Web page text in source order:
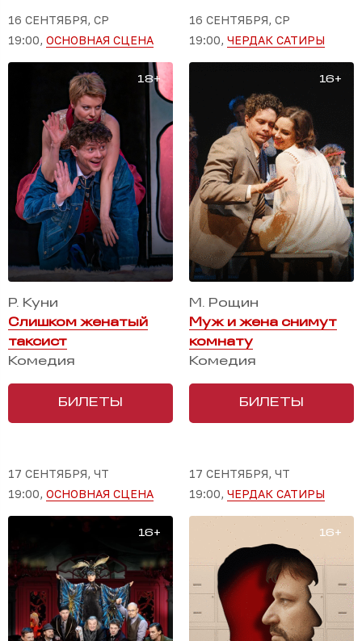
16 СЕНТЯБРЯ, СР
19:00, ОСНОВНАЯ СЦЕНА
Р. Куни
Слишком женатый
таксист
Комедия
БИЛЕТЫ
16 СЕНТЯБРЯ, СР
19:00, ЧЕРДАК САТИРЫ
М. Рощин
Муж и жена снимут
комнату
Комедия
БИЛЕТЫ
17 СЕНТЯБРЯ, ЧТ
19:00, ОСНОВНАЯ СЦЕНА
17 СЕНТЯБРЯ, ЧТ
19:00, ЧЕРДАК САТИРЫ